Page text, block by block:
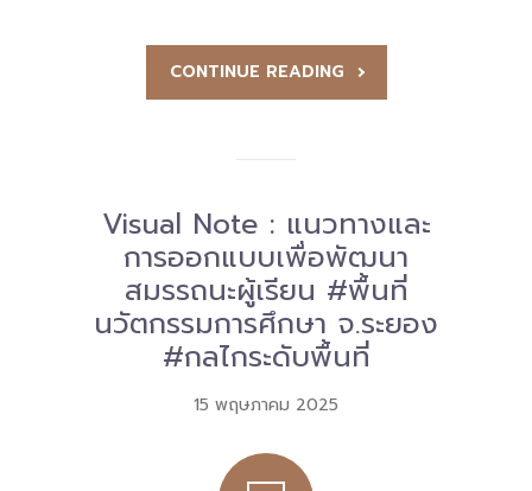
CONTINUE READING
Visual Note : แนวทางและ
การออกแบบเพื่อพัฒนา
สมรรถนะผู้เรียน #พื้นที่
นวัตกรรมการศึกษา จ.ระยอง
#กลไกระดับพื้นที่
15 พฤษภาคม 2025